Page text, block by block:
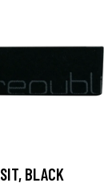
BLACK